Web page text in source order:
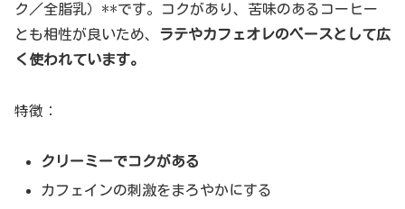
ク／全脂乳）**です。コクがあり、苦味のあるコーヒー
とも相性が良いため、 ラテやカフェオレのベースとして広
く使われています。
特徴：
クリーミーでコクがある
カフェインの刺激をまろやかにする